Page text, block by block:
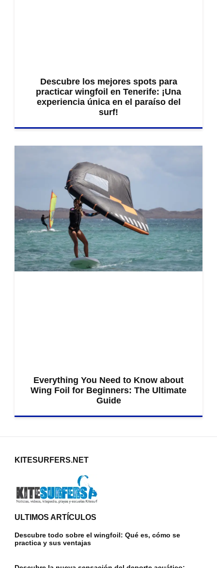
Descubre los mejores spots para
practicar wingfoil en Tenerife: ¡Una
experiencia única en el paraíso del
surf!
Everything You Need to Know about
Wing Foil for Beginners: The Ultimate
Guide
KITESURFERS.NET
ULTIMOS ARTÍCULOS
Descubre todo sobre el wingfoil: Qué es, cómo se
practica y sus ventajas